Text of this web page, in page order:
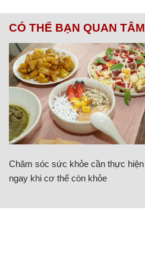
CÓ THỂ BẠN QUAN TÂM
Chăm sóc sức khỏe cần thực hiện
ngay khi cơ thể còn khỏe